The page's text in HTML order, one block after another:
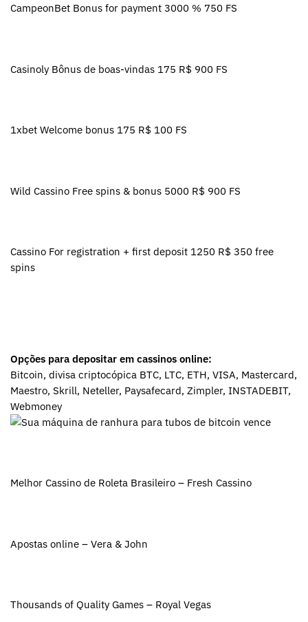
CampeonBet Bonus for payment 3000 % 750 FS
Casinoly Bônus de boas-vindas 175 R$ 900 FS
1xbet Welcome bonus 175 R$ 100 FS
Wild Cassino Free spins & bonus 5000 R$ 900 FS
Cassino For registration + first deposit 1250 R$ 350 free
spins
Opções para depositar em cassinos online:
Bitcoin, divisa criptocópica BTC, LTC, ETH, VISA, Mastercard,
Maestro, Skrill, Neteller, Paysafecard, Zimpler, INSTADEBIT,
Webmoney
Melhor Cassino de Roleta Brasileiro – Fresh Cassino
Apostas online – Vera & John
Thousands of Quality Games – Royal Vegas